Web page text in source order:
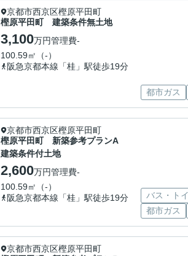
京都市西京区樫原平田町
樫原平田町 建築条件無土地
3,100万円管理費-
100.59㎡（-）
阪急京都本線「桂」駅徒歩19分
都市ガス
京都市西京区樫原平田町
樫原平田町 新築参考プランA
建築条件付土地
2,600万円管理費-
100.59㎡（-）
阪急京都本線「桂」駅徒歩19分
バス・ト
都市ガス
京都市西京区樫原平田町